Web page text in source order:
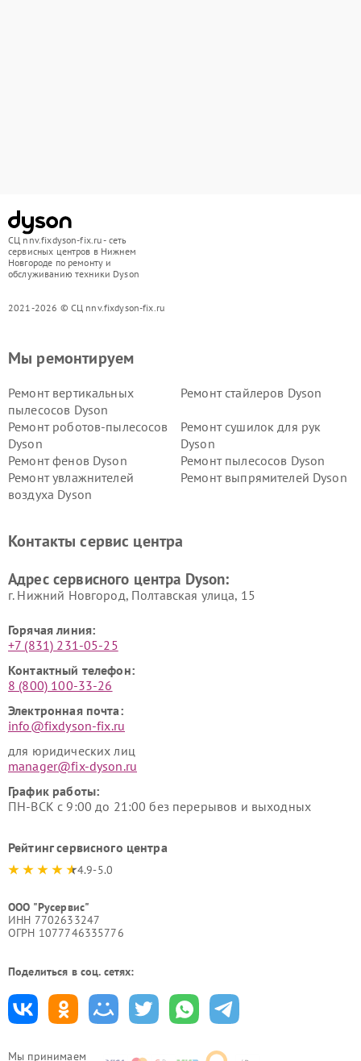
СЦ nnv.fixdyson-fix.ru - сеть
сервисных центров в Нижнем
Новгороде по ремонту и
обслуживанию техники Dyson
2021-2026 © СЦ nnv.fixdyson-fix.ru
Мы принимаем
Мы ремонтируем
Ремонт вертикальных
пылесосов Dyson
Ремонт стайлеров Dyson
Ремонт роботов-пылесосов
Dyson
Ремонт сушилок для рук
Dyson
Ремонт фенов Dyson
Ремонт пылесосов Dyson
Ремонт увлажнителей
воздуха Dyson
Ремонт выпрямителей Dyson
Контакты сервис центра
Адрес сервисного центра Dyson:
г. Нижний Новгород, Полтавская улица, 15
Горячая линия:
+7 (831) 231-05-25
Контактный телефон:
8 (800) 100-33-26
Электронная почта:
info@fixdyson-fix.ru
для юридических лиц
manager@fix-dyson.ru
График работы:
ПН-ВСК с 9:00 до 21:00 без перерывов и выходных
Рейтинг сервисного центра
4.9-5.0
ООО "Русервис"
ИНН 7702633247
ОГРН 1077746335776
Поделиться в соц. сетях: